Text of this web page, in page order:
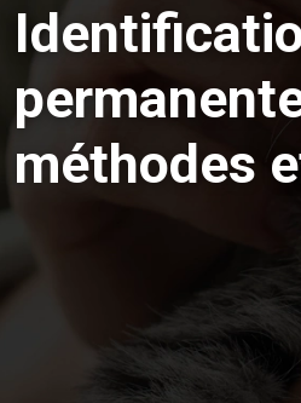
méthodes